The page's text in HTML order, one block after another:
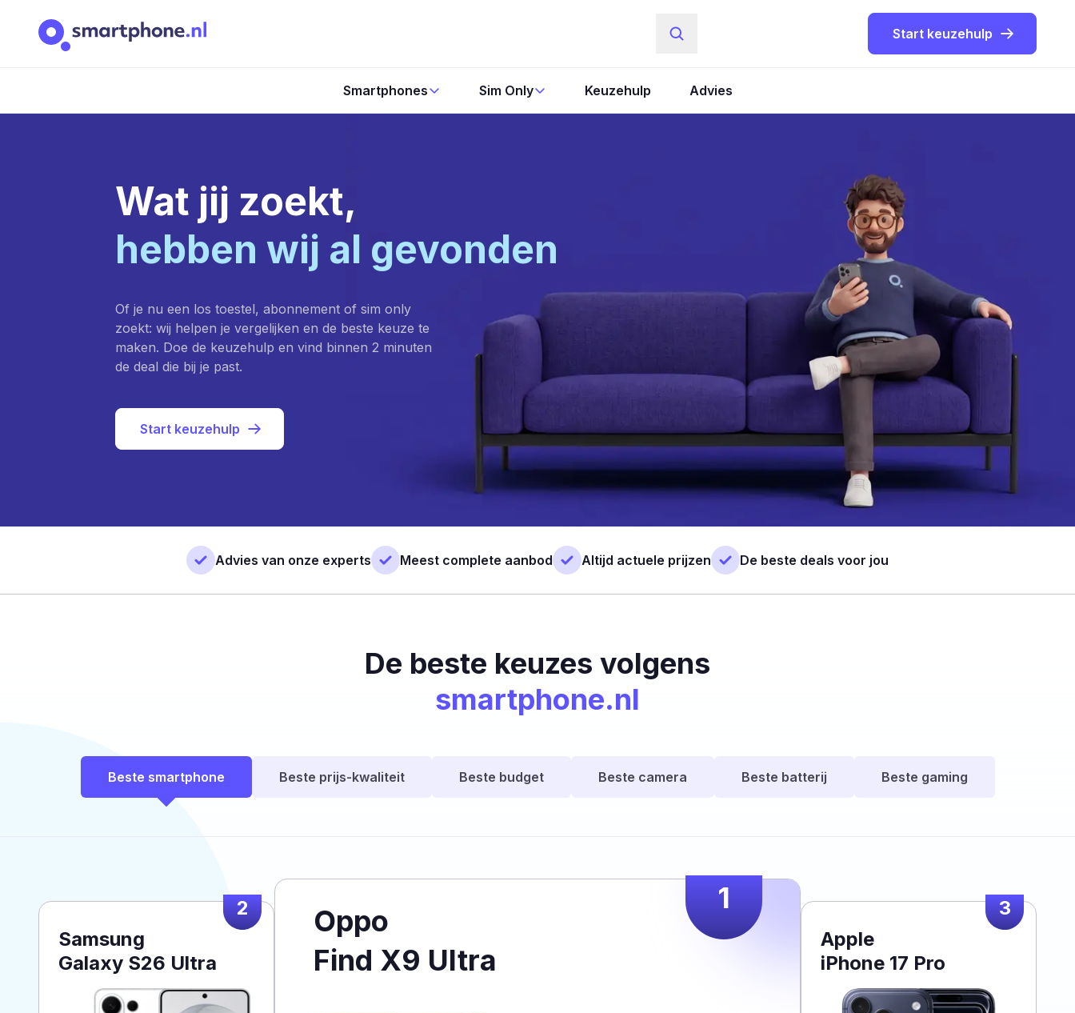
Start keuzehulp
Smartphones Sim Only Keuzehulp Advies
Wat jij zoekt,
hebben wij al gevonden
Of je nu een los toestel, abonnement of sim only
zoekt: wij helpen je vergelijken en de beste keuze te
maken. Doe de keuzehulp en vind binnen 2 minuten
de deal die bij je past.
Start keuzehulp
Advies van onze experts Meest complete aanbod Altijd actuele prijzen De beste deals voor jou
De beste keuzes volgens
smartphone.nl
Beste smartphone Beste prijs-kwaliteit Beste budget Beste camera Beste batterij Beste gaming
1
Oppo
Find X9 Ultra
2
Samsung
Galaxy S26 Ultra
3
Apple
iPhone 17 Pro